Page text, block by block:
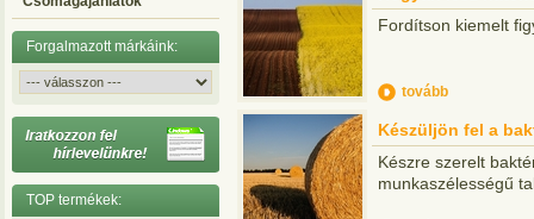
Forgalmazott márkáink:
TOP termékek:
Fordítson kiemelt
tovább
Készüljön fel a
Készre szerelt
munkaszélességű